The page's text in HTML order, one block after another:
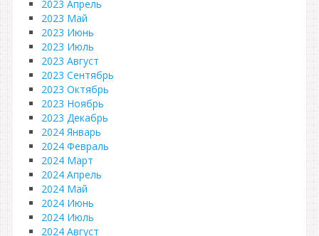
2023 Апрель
2023 Май
2023 Июнь
2023 Июль
2023 Август
2023 Сентябрь
2023 Октябрь
2023 Ноябрь
2023 Декабрь
2024 Январь
2024 Февраль
2024 Март
2024 Апрель
2024 Май
2024 Июнь
2024 Июль
2024 Август